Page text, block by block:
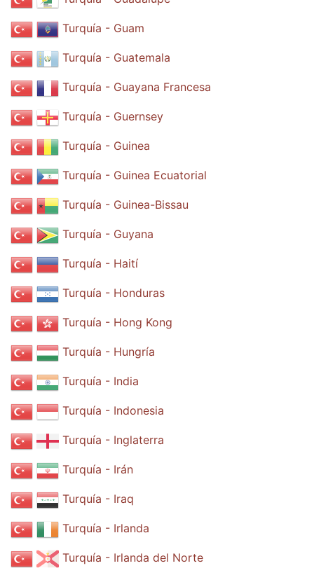
Turquía - Guam
Turquía - Guatemala
Turquía - Guayana Francesa
Turquía - Guernsey
Turquía - Guinea
Turquía - Guinea Ecuatorial
Turquía - Guinea-Bissau
Turquía - Guyana
Turquía - Haití
Turquía - Honduras
Turquía - Hong Kong
Turquía - Hungría
Turquía - India
Turquía - Indonesia
Turquía - Inglaterra
Turquía - Irán
Turquía - Iraq
Turquía - Irlanda
Turquía - Irlanda del Norte